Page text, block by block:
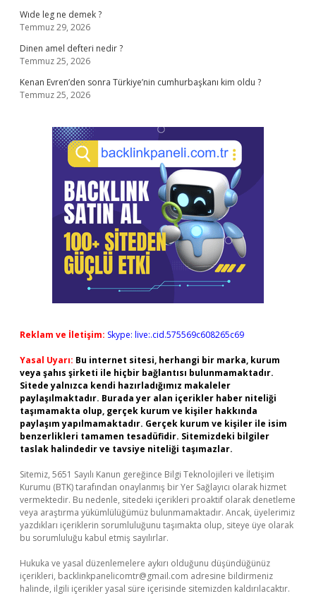
Wıde leg ne demek ?
Temmuz 29, 2026
Dinen amel defteri nedir ?
Temmuz 25, 2026
Kenan Evren’den sonra Türkiye’nin cumhurbaşkanı kim oldu ?
Temmuz 25, 2026
Reklam ve İletişim: Skype: live:.cid.575569c608265c69
Yasal Uyarı: Bu internet sitesi, herhangi bir marka, kurum
veya şahıs şirketi ile hiçbir bağlantısı bulunmamaktadır.
Sitede yalnızca kendi hazırladığımız makaleler
paylaşılmaktadır. Burada yer alan içerikler haber niteliği
taşımamakta olup, gerçek kurum ve kişiler hakkında
paylaşım yapılmamaktadır. Gerçek kurum ve kişiler ile isim
benzerlikleri tamamen tesadüfidir. Sitemizdeki bilgiler
taslak halindedir ve tavsiye niteliği taşımazlar.
Sitemiz, 5651 Sayılı Kanun gereğince Bilgi Teknolojileri ve İletişim
Kurumu (BTK) tarafından onaylanmış bir Yer Sağlayıcı olarak hizmet
vermektedir. Bu nedenle, sitedeki içerikleri proaktif olarak denetleme
veya araştırma yükümlülüğümüz bulunmamaktadır. Ancak, üyelerimiz
yazdıkları içeriklerin sorumluluğunu taşımakta olup, siteye üye olarak
bu sorumluluğu kabul etmiş sayılırlar.
Hukuka ve yasal düzenlemelere aykırı olduğunu düşündüğünüz
içerikleri, backlinkpanelicomtr@gmail.com adresine bildirmeniz
halinde, ilgili içerikler yasal süre içerisinde sitemizden kaldırılacaktır.